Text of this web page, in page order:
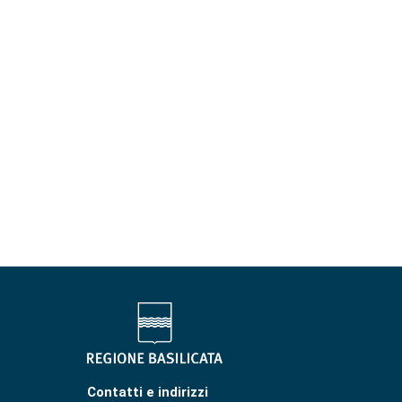
Contatti e indirizzi